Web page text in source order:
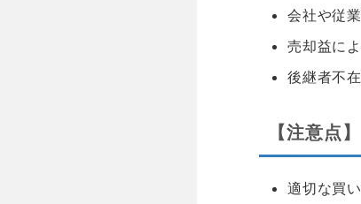
会社や従
売却益に
後継者不
【注意点】
適切な買